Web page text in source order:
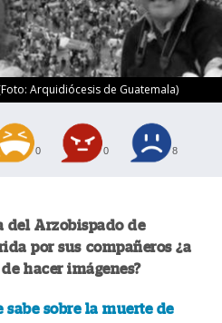
Arquidiócesis de Guatemala)
0 0 8
del Arzobispado de
por sus compañeros ¿a
hacer imágenes?
sabe sobre la muerte de